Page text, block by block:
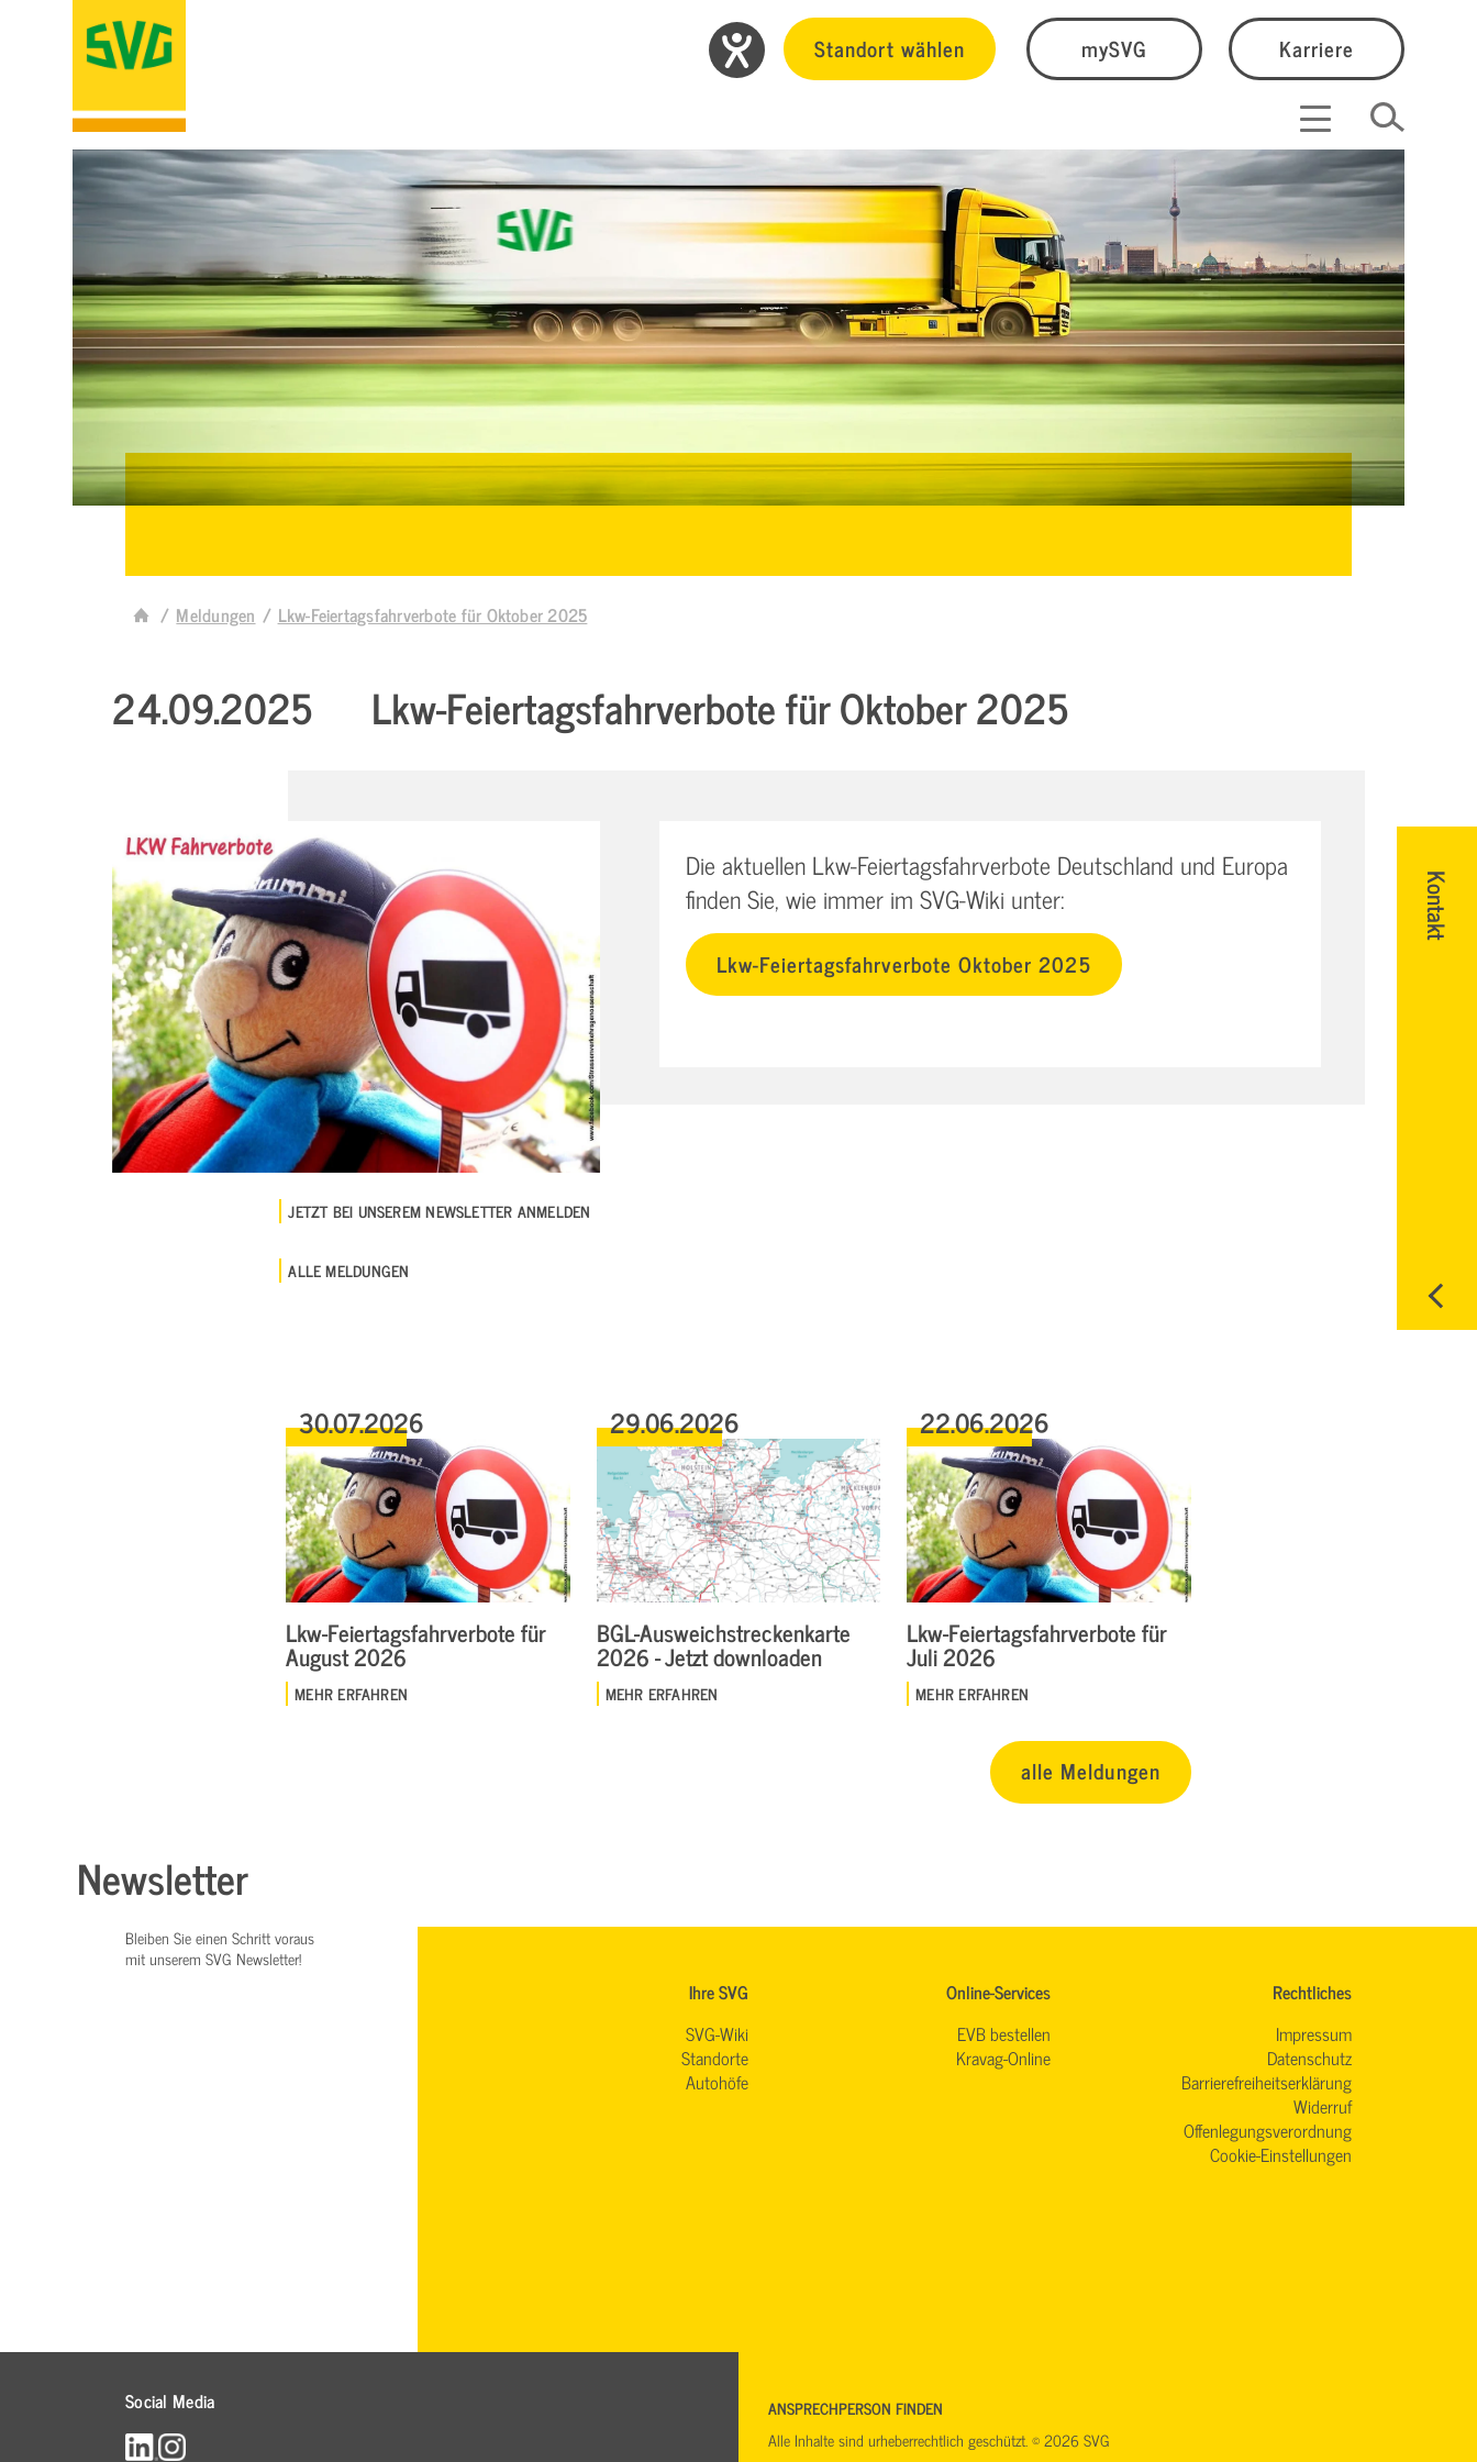
Standort wählen mySVG Karriere
Kontakt
Meldungen Lkw-Feiertagsfahrverbote für Oktober 2025
24.09.2025 Lkw-Feiertagsfahrverbote für Oktober 2025
JETZT BEI UNSEREM NEWSLETTER ANMELDEN
ALLE MELDUNGEN
Die aktuellen Lkw-Feiertagsfahrverbote Deutschland und Europa
finden Sie, wie immer im SVG-Wiki unter:
Lkw-Feiertagsfahrverbote Oktober 2025
30.07.2026
Lkw-Feiertagsfahrverbote für
August 2026
MEHR ERFAHREN
29.06.2026
BGL-Ausweichstreckenkarte
2026 - Jetzt downloaden
MEHR ERFAHREN
22.06.2026
Lkw-Feiertagsfahrverbote für
Juli 2026
MEHR ERFAHREN
alle Meldungen
Newsletter
Bleiben Sie einen Schritt voraus
mit unserem SVG Newsletter!
Ihre SVG
SVG-Wiki
Standorte
Autohöfe
Online-Services
EVB bestellen
Kravag-Online
Rechtliches
Impressum
Datenschutz
Barrierefreiheitserklärung
Widerruf
Offenlegungsverordnung
Cookie-Einstellungen
Social Media
ANSPRECHPERSON FINDEN
Alle Inhalte sind urheberrechtlich geschützt. © 2026 SVG